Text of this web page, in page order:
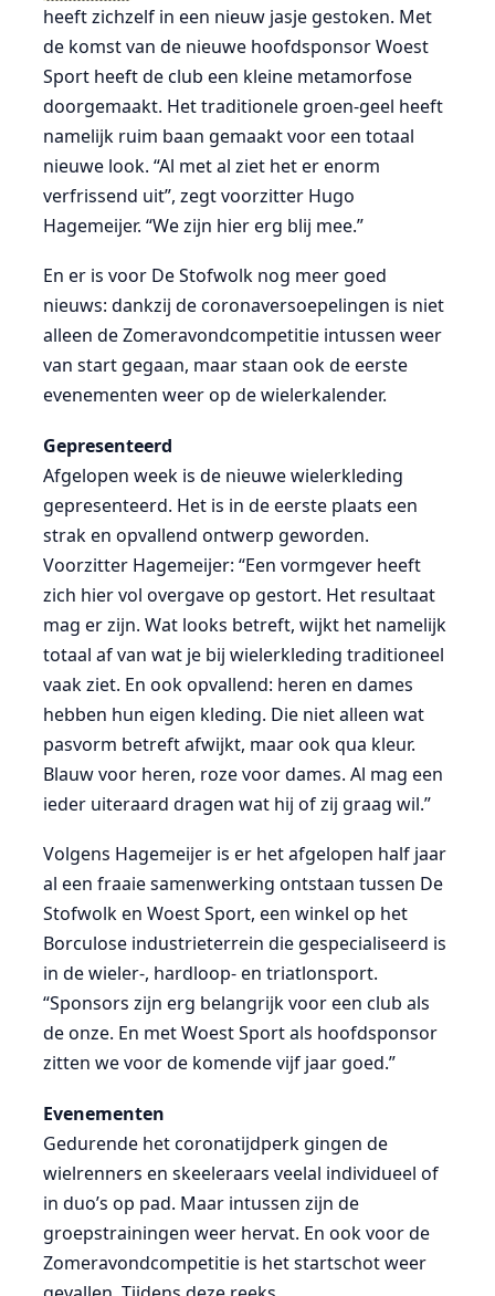
heeft zichzelf in een nieuw jasje gestoken. Met
de komst van de nieuwe hoofdsponsor Woest
Sport heeft de club een kleine metamorfose
doorgemaakt. Het traditionele groen-geel heeft
namelijk ruim baan gemaakt voor een totaal
nieuwe look. “Al met al ziet het er enorm
verfrissend uit”, zegt voorzitter Hugo
Hagemeijer. “We zijn hier erg blij mee.”
En er is voor De Stofwolk nog meer goed
nieuws: dankzij de coronaversoepelingen is niet
alleen de Zomeravondcompetitie intussen weer
van start gegaan, maar staan ook de eerste
evenementen weer op de wielerkalender.
Gepresenteerd
Afgelopen week is de nieuwe wielerkleding
gepresenteerd. Het is in de eerste plaats een
strak en opvallend ontwerp geworden.
Voorzitter Hagemeijer: “Een vormgever heeft
zich hier vol overgave op gestort. Het resultaat
mag er zijn. Wat looks betreft, wijkt het namelijk
totaal af van wat je bij wielerkleding traditioneel
vaak ziet. En ook opvallend: heren en dames
hebben hun eigen kleding. Die niet alleen wat
pasvorm betreft afwijkt, maar ook qua kleur.
Blauw voor heren, roze voor dames. Al mag een
ieder uiteraard dragen wat hij of zij graag wil.”
Volgens Hagemeijer is er het afgelopen half jaar
al een fraaie samenwerking ontstaan tussen De
Stofwolk en Woest Sport, een winkel op het
Borculose industrieterrein die gespecialiseerd is
in de wieler-, hardloop- en triatlonsport.
“Sponsors zijn erg belangrijk voor een club als
de onze. En met Woest Sport als hoofdsponsor
zitten we voor de komende vijf jaar goed.”
Evenementen
Gedurende het coronatijdperk gingen de
wielrenners en skeeleraars veelal individueel of
in duo’s op pad. Maar intussen zijn de
groepstrainingen weer hervat. En ook voor de
Zomeravondcompetitie is het startschot weer